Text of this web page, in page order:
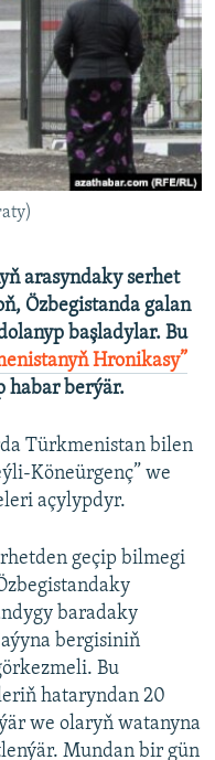
arasyndaky serhet
Özbegistanda galan
başladylar. Bu
Hronikasy”
habar berýär.
Türkmenistan bilen
Köneürgenç” we
açylypdyr.
geçip bilmegi
baradaky
bergisiniň
Bu
hataryndan 20
we olaryň watanyna
Mundan bir gün